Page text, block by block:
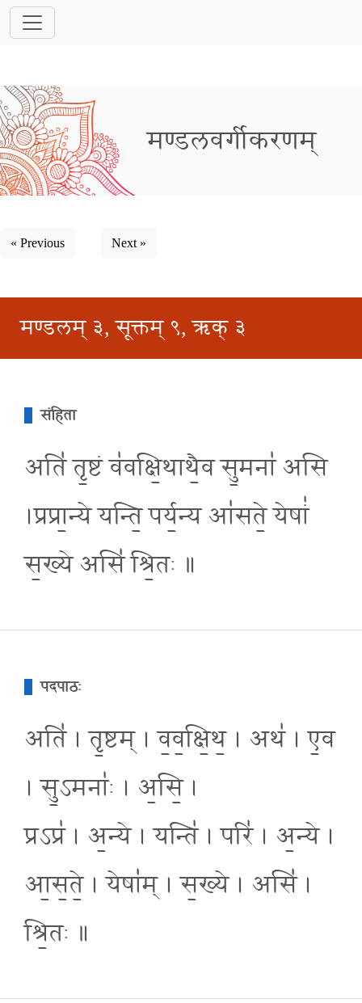
मण्डलवर्गीकरणम्
« Previous Next »
मण्डलम् ३, सूक्तम् ९, ऋक् ३
संहिता
अति॑ तृ॒ष्टं व॑वक्षि॒थाथै॒व सु॒मना॑ असि
।प्रप्रा॒न्ये यन्ति॒ पर्य॒न्य आ॑सते॒ येषां॑
स॒ख्ये असि॑ श्रि॒तः ॥
पदपाठः
अति॑ । तृ॒ष्टम् । व॒व॒क्षि॒थ॒ । अथ॑ । ए॒व
। सु॒ऽमनाः॑ । अ॒सि॒ ।
प्रऽप्र॑ । अ॒न्ये । यन्ति॑ । परि॑ । अ॒न्ये ।
आ॒स॒ते॒ । येषा॑म् । स॒ख्ये । असि॑ ।
श्रि॒तः ॥